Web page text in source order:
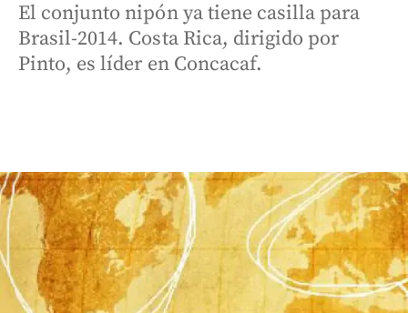
El conjunto nipón ya tiene casilla para
Brasil-2014. Costa Rica, dirigido por
Pinto, es líder en Concacaf.